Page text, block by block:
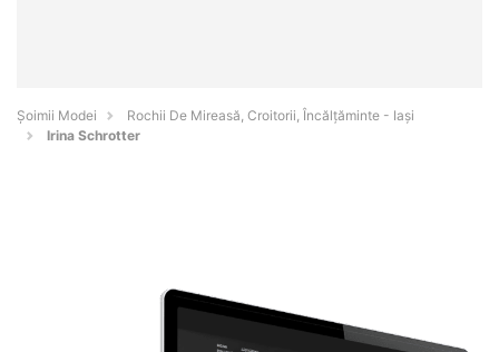
Șoimii Modei
Rochii De Mireasă, Croitorii, Încălțăminte - Iaşi
Irina Schrotter